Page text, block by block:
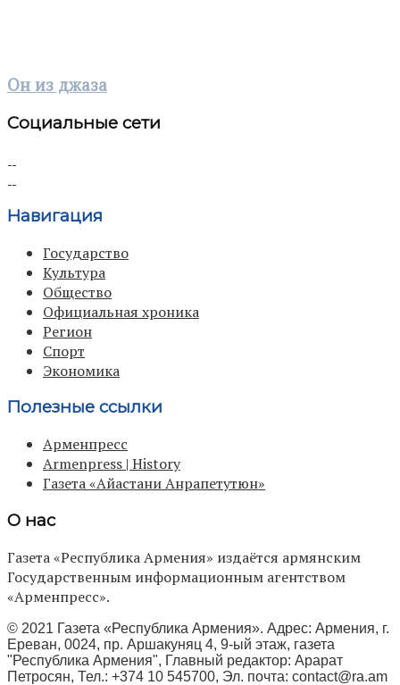
Он из джаза
Социальные сети
Навигация
Государство
Культура
Общество
Официальная хроника
Регион
Спорт
Экономика
Полезные ссылки
Арменпресс
Armenpress | History
Газета «Айастани Анрапетутюн»
О нас
Газета «Республика Армения» издаётся армянским
Государственным информационным агентством
«Арменпресс».
© 2021 Газета «Республика Армения». Адрес: Армения, г.
Ереван, 0024, пр. Аршакуняц 4, 9-ый этаж, газета
"Республика Армения", Главный редактор: Арарат
Петросян, Тел.: +374 10 545700, Эл. почта: contact@ra.am